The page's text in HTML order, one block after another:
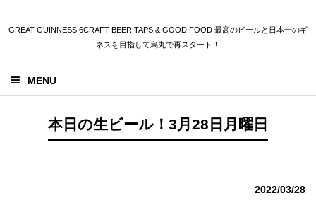
GREAT GUINNESS 6CRAFT BEER TAPS & GOOD FOOD 最高のビールと日本一のギ
ネスを目指して烏丸で再スタート！
MENU
本日の生ビール！3月28日月曜日
2022/03/28